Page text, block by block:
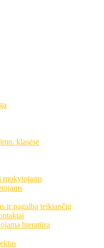
klasėse
mokytojams
ir pagalbą teikiančių
literatūra